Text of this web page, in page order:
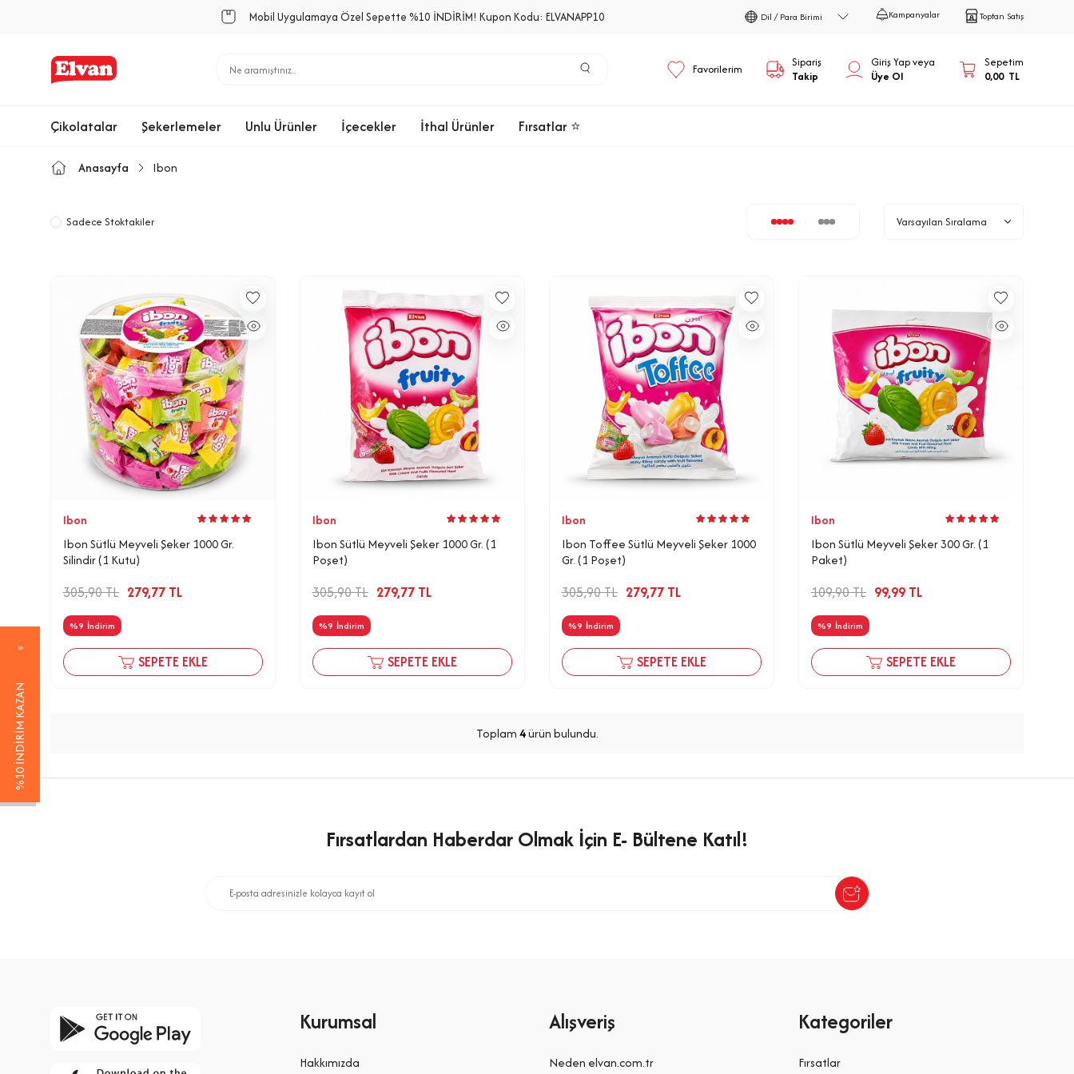
%10 İNDİRİM KAZAN
Mobil Uygulamaya Özel Sepette %10 İNDİRİM! Kupon Kodu: ELVANAPP10 Dil / Para Birimi Kampanyalar Toptan Satış
Favorilerim
Sipariş
Takip
Giriş Yap veya
Üye Ol
Sepetim
0,00TL
Çikolatalar Şekerlemeler Unlu Ürünler İçecekler İthal Ürünler Fırsatlar ⭐
Anasayfa Ibon
Sadece Stoktakiler
Ibon
Ibon Sütlü Meyveli Şeker 1000 Gr.
Silindir (1 Kutu)
305,90TL 279,77 TL
%9 İndirim
SEPETE EKLE
Ibon
Ibon Sütlü Meyveli Şeker 1000 Gr. (1
Poşet)
305,90TL 279,77 TL
%9 İndirim
SEPETE EKLE
Ibon
Ibon Toffee Sütlü Meyveli Şeker 1000
Gr. (1 Poşet)
305,90TL 279,77 TL
%9 İndirim
SEPETE EKLE
Ibon
Ibon Sütlü Meyveli Şeker 300 Gr. (1
Paket)
109,90TL 99,99 TL
%9 İndirim
SEPETE EKLE
Toplam4ürün bulundu.
Fırsatlardan Haberdar Olmak İçin E- Bültene Katıl!
Kurumsal
Hakkımızda
Alışveriş
Neden elvan.com.tr
Kategoriler
Fırsatlar